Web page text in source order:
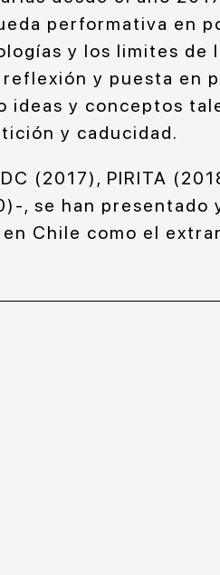
performativa en
y los limites de
y puesta en
ideas y conceptos
y caducidad.
(2017), PIRITA
, se han presentado
Chile como el